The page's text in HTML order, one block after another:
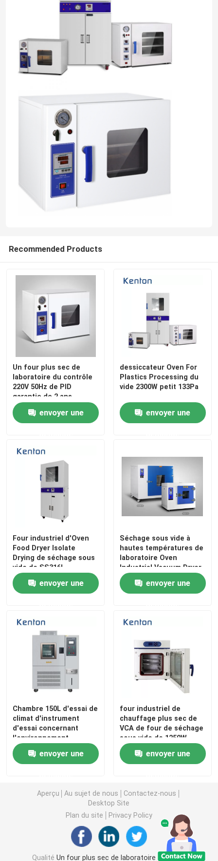
Aperçu
Produits
A propos de nous
Visite d'usine
Contrôle de la qualité
Contact
nouvelles
Tous les cas
Four de séchage industriel
Incubateur thermostatique
Chambre d'humidité de la température
Chambre climatique
Cabinet de circulation d'air laminaire
Cabinet de sécurité biologique
Four sécheur sous vide
Recommended Products
Un four plus sec de
laboratoire du contrôle
220V 50Hz de PID
garantie de 2 ans
envoyer une
dessiccateur Oven For
Plastics Processing du
vide 2300W petit 133Pa
envoyer une
Four industriel d'Oven
Food Dryer Isolate
Drying de séchage sous
vide de SS316L
envoyer une
Séchage sous vide à
hautes températures de
laboratoire Oven
Industrial Vacuum Dryer
envoyer une
Chambre 150L d'essai de
climat d'instrument
d'essai concernant
l'environnement
d'humidité de la
températureenvoyer une
four industriel de
chauffage plus sec de
VCA de four de séchage
sous vide de 1250W
SUS304
envoyer une
Aperçu Au sujet de nous
Contactez-nous
Desktop Site
Plan du site
Privacy Policy
QualitéUn four plus sec de laboratoire Usine De